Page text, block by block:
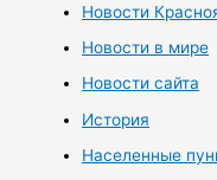
Новости
Новости в мире
Новости сайта
История
Населенные